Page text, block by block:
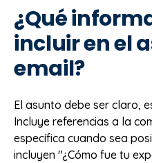
¿Qué
incluir en el
email?
El asunto debe ser claro,
Incluye referencias a la
específica cuando sea
incluyen "¿Cómo fue tu